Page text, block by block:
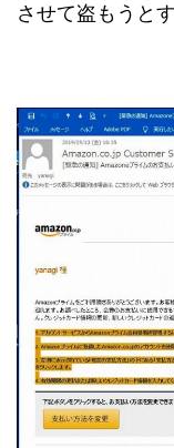
させて盗もうと